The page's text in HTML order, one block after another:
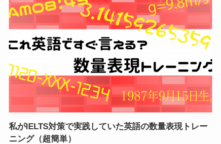
私がIELTS対策で実践していた英語の数量表現トレー
ニング（超簡単）